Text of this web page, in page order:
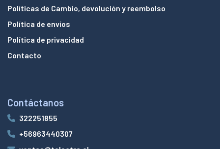
Políticas de Cambio, devolución y reembolso
Política de envíos
Política de privacidad
Contacto
Contáctanos
322251855
+56963440307